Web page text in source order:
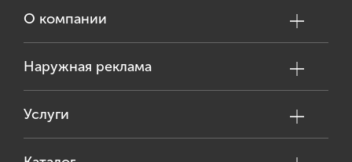
О компании
Наружная реклама
Услуги